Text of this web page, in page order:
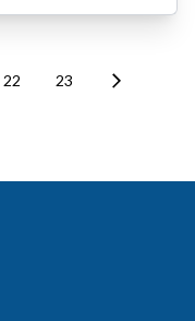
22 23